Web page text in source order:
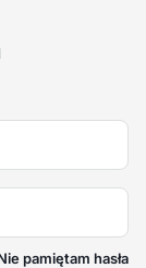
pamiętam hasła